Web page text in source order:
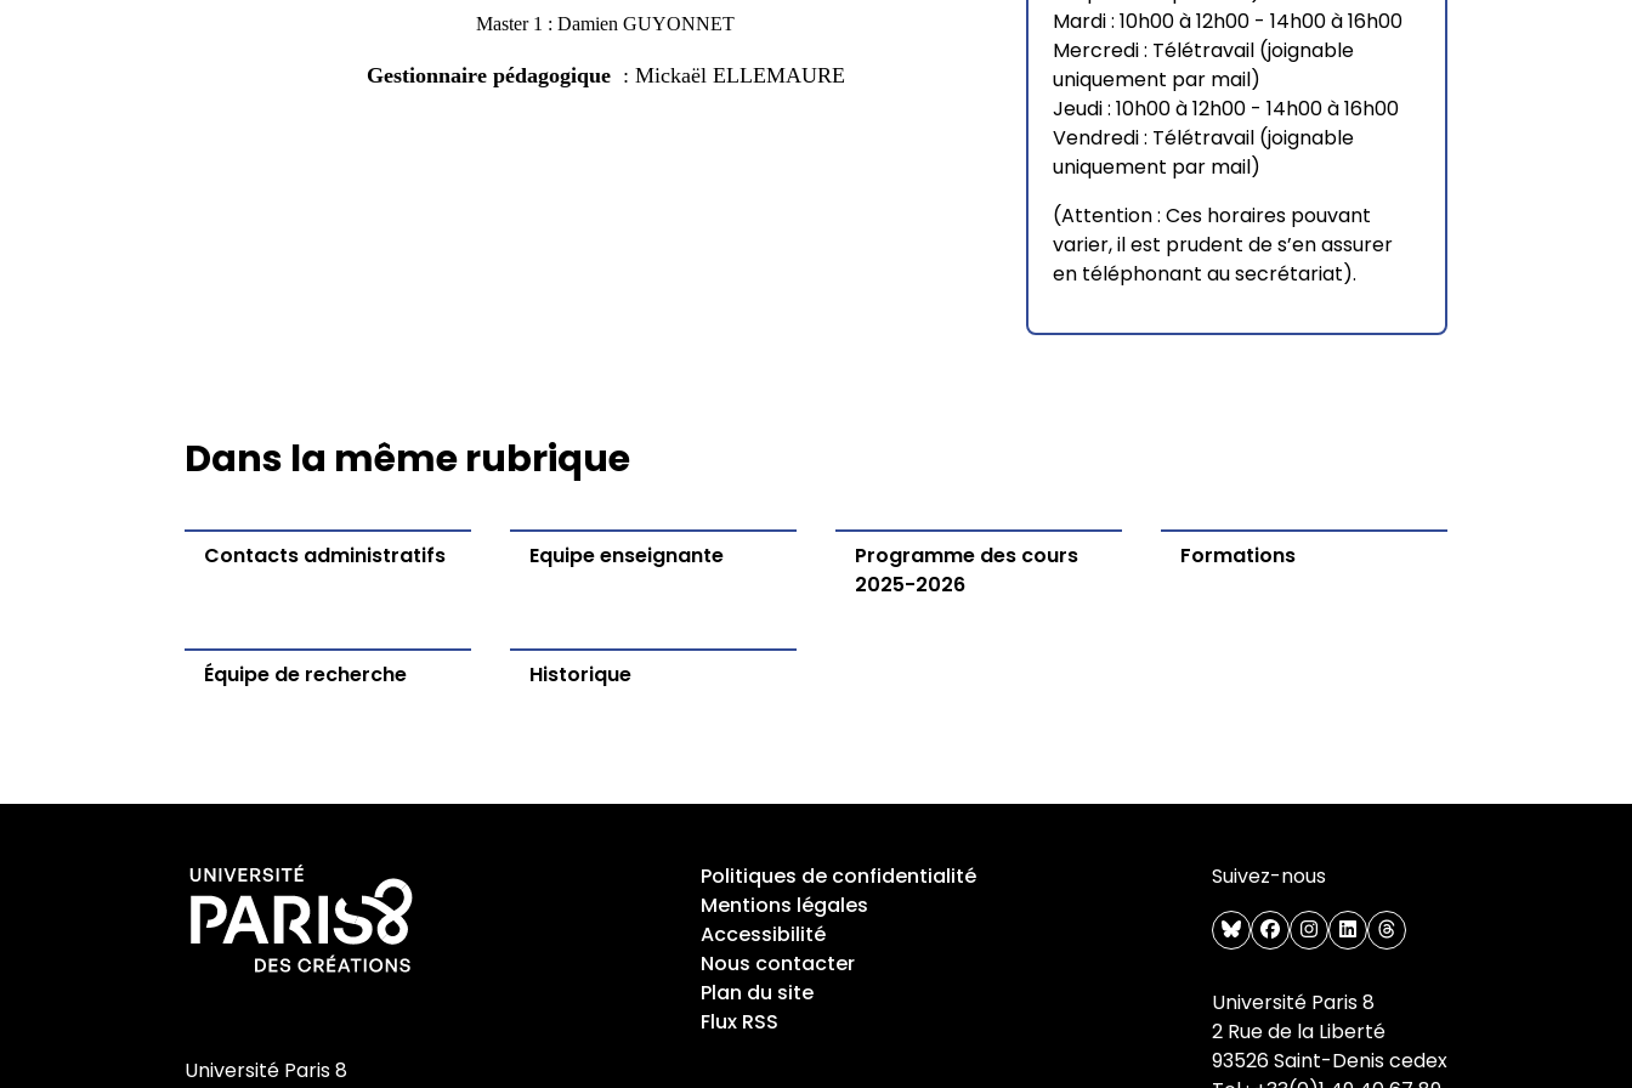
Master 1 : Damien GUYONNET
Gestionnaire pédagogique : Mickaël ELLEMAURE
Mardi : 10h00 à 12h00 - 14h00 à 16h00
Mercredi : Télétravail (joignable
uniquement par mail)
Jeudi : 10h00 à 12h00 - 14h00 à 16h00
Vendredi : Télétravail (joignable
uniquement par mail)
(Attention : Ces horaires pouvant
varier, il est prudent de s’en assurer
en téléphonant au secrétariat).
Dans la même rubrique
Contacts administratifs Equipe enseignante
Programme des cours
2025-2026
Formations
Équipe de recherche Historique
Université Paris 8
Politiques de confidentialité
Mentions légales
Accessibilité
Nous contacter
Plan du site
Flux RSS
Suivez-nous
blueskyfacebook
instagram
linkedinthreads
Université Paris 8
2 Rue de la Liberté
93526 Saint-Denis cedex